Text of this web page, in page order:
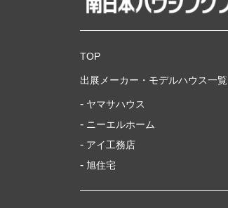
TOP
出展メーカー・モデルハウス一覧
ヤマサハウス
ニーエルホーム
アイ工務店
旭住宅